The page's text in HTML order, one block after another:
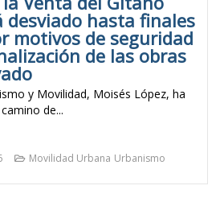
desviado hasta finales
motivos de seguridad
de las obras
y Movilidad, Moisés López, ha
de...
Movilidad Urbana Urbanismo